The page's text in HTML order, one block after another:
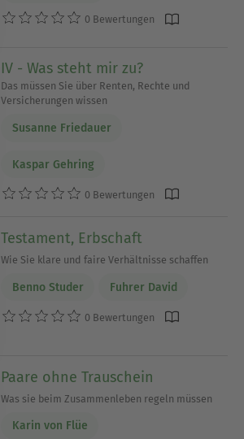
0 Bewertungen
IV - Was steht mir zu?
Das müssen Sie über Renten, Rechte und
Versicherungen wissen
Susanne Friedauer
Kaspar Gehring
0 Bewertungen
Testament, Erbschaft
Wie Sie klare und faire Verhältnisse schaffen
Benno Studer Fuhrer David
0 Bewertungen
Paare ohne Trauschein
Was sie beim Zusammenleben regeln müssen
Karin von Flüe